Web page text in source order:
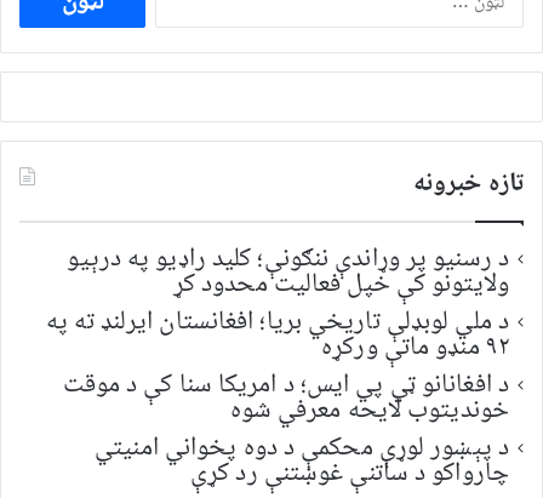
لپاره
لټون:
تازه خبرونه
د رسنیو پر وړاندې ننګونې؛ کلید راډیو په درېیو
ولایتونو کې خپل فعالیت محدود کړ
د ملي لوبډلې تاریخي بریا؛ افغانستان ایرلنډ ته په
۹۲ منډو ماتې ورکړه
د افغانانو ټي پي ایس؛ د امریکا سنا کې د موقت
خونديتوب لایحه معرفي شوه
د پېښور لوړې محکمې د دوه پخواني امنیتي
چارواکو د ساتنې غوښتنې رد کړې